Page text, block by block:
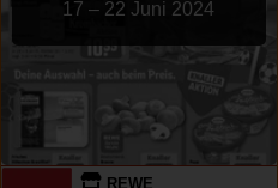
17 – 22 Juni 2024
REWE